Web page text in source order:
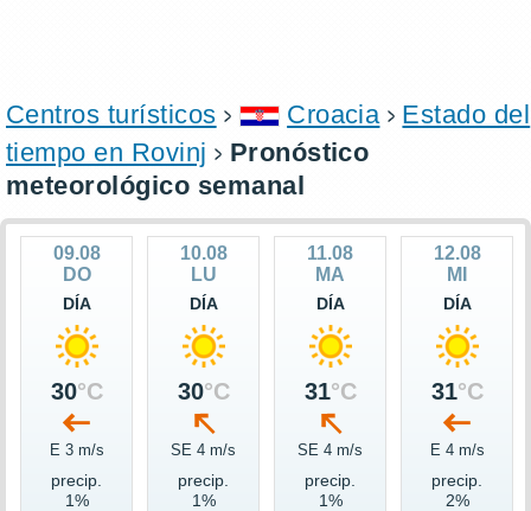
Centros turísticos Croacia
Estado del
tiempo en Rovinj
Pronóstico
meteorológico semanal
09.08
DO
DÍA
30°C
E 3 m/s
precip.
1%
10.08
LU
DÍA
30°C
SE 4 m/s
precip.
1%
11.08
MA
DÍA
31°C
SE 4 m/s
precip.
1%
12.08
MI
DÍA
31°C
E 4 m/s
precip.
2%